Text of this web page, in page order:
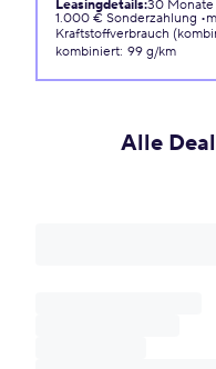
Leasingdetails:30 Monate
1.000 € Sonderzahlung
Kraftstoffverbrauch
kombiniert: 99 g/km
Alle